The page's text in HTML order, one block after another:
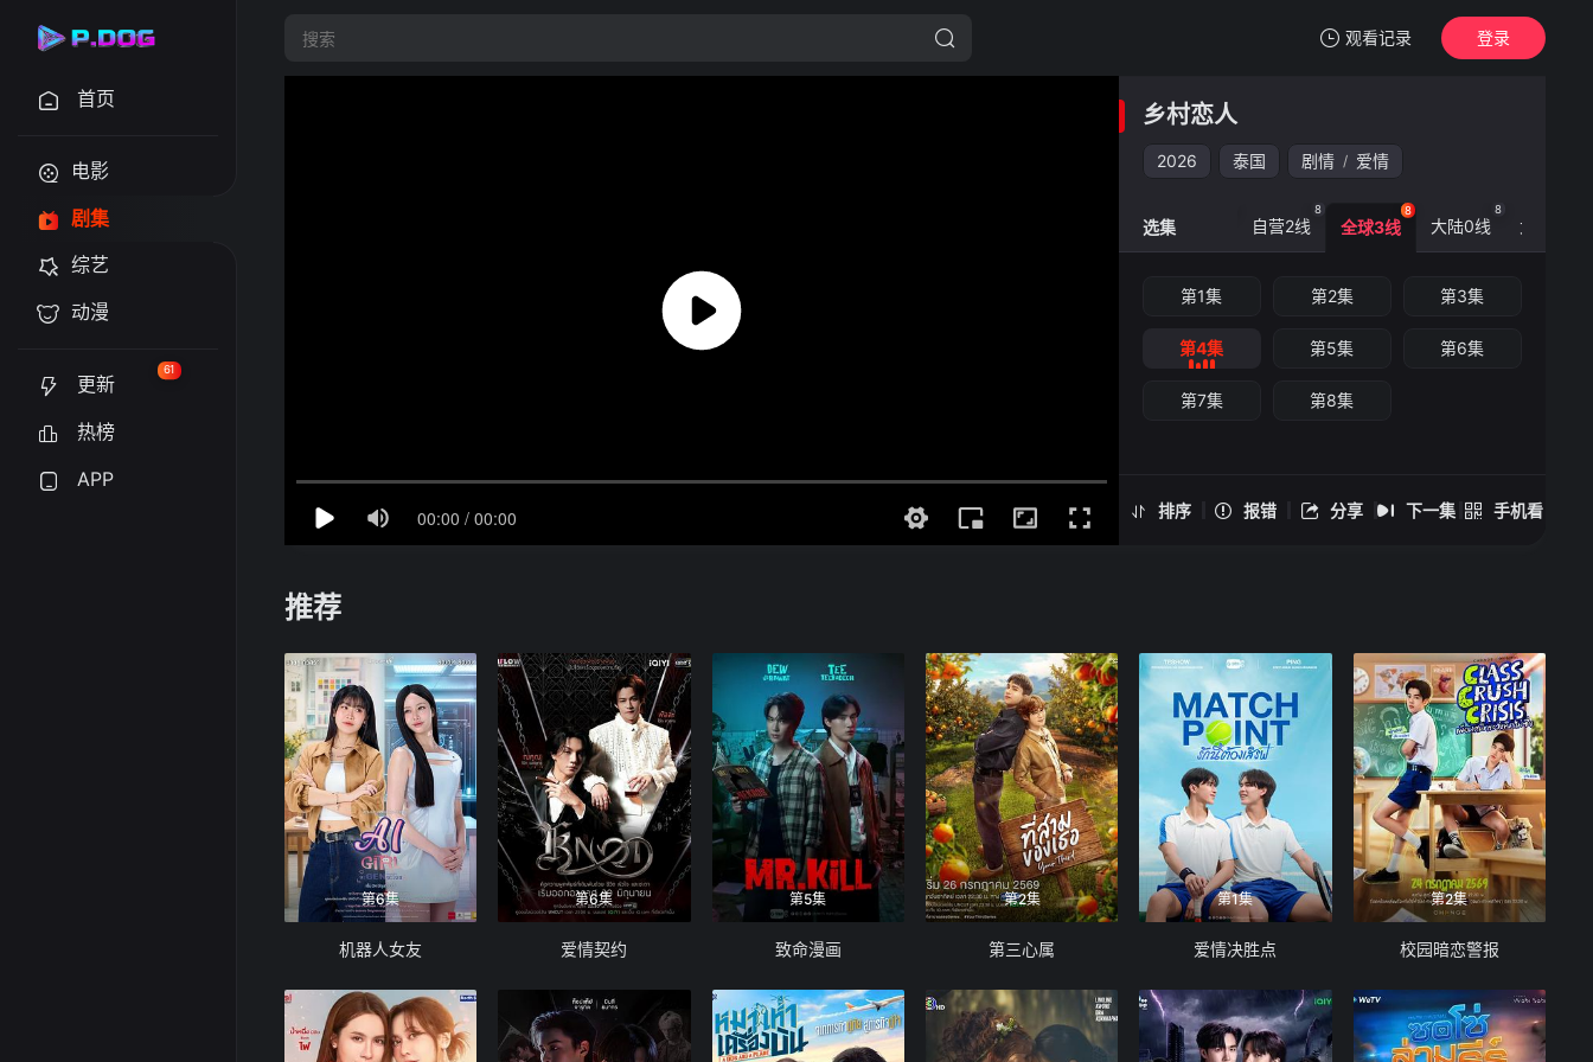
观看记录
我的观影记录
第4集
乡村恋人
登录
首页
电影
剧集
综艺
动漫
更新
61
热榜
APP
乡村恋人
2026 泰国 剧情 / 爱情
排序 报错 分享 下一集 手机看
乡村恋人 -第4集
选集自营1线 自营2线
8
全球3线
8
大陆0线
8
大陆3线
第1集 第2集 第3集
第4集 第5集 第6集
第7集 第8集
推荐
第6集
机器人女友
第6集
爱情契约
第5集
致命漫画
第2集
第三心属
第1集
爱情决胜点
第2集
校园暗恋警报